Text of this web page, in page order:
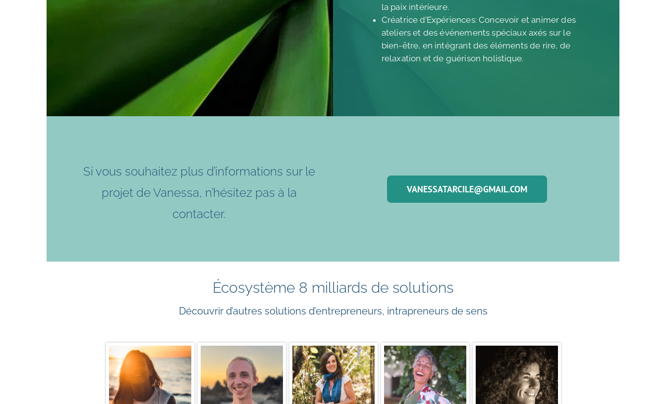
la paix intérieure.
Créatrice d’Expériences: Concevoir et animer des
ateliers et des événements spéciaux axés sur le
bien-être, en intégrant des éléments de rire, de
relaxation et de guérison holistique.
Si vous souhaitez plus d’informations sur le
projet de Vanessa, n’hésitez pas à la
contacter.
VANESSATARCILE@GMAIL.COM
Écosystème 8 milliards de solutions
Découvrir d’autres solutions d’entrepreneurs, intrapreneurs de sens